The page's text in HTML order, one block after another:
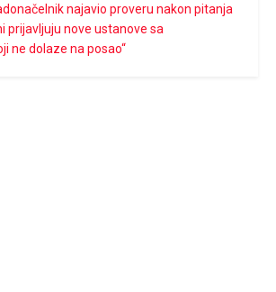
najavio proveru nakon pitanja
prijavljuju nove ustanove sa
ne dolaze na posao“